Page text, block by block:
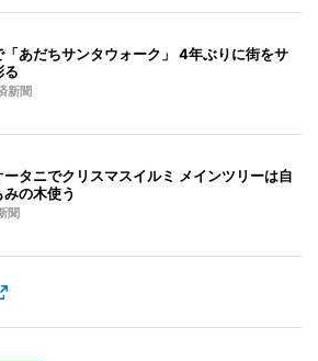
「あだちサンタウォーク」 4年ぶりに街をサ
る
新聞
ータニでクリスマスイルミ メインツリーは自
の木使う
聞